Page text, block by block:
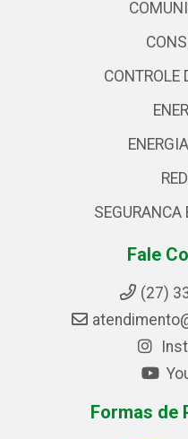
CONTROLE
SEGURANCA
Fale
(27)
Formas de